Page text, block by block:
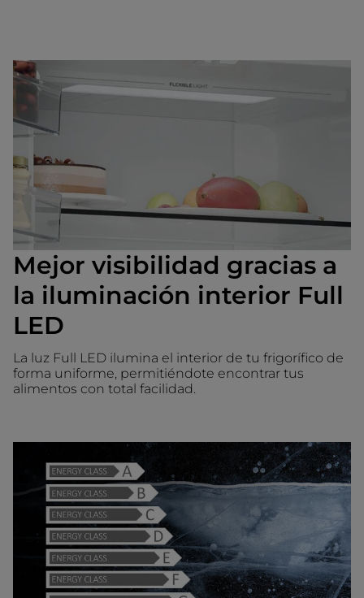
Mejor visibilidad gracias a
la iluminación interior Full
LED
La luz Full LED ilumina el interior de tu frigorífico de
forma uniforme, permitiéndote encontrar tus
alimentos con total facilidad.